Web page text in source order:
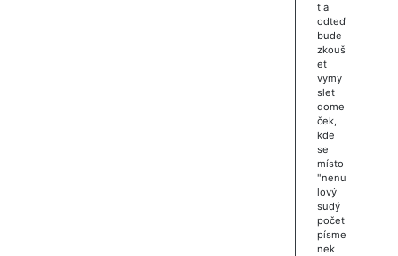
t a
odteď
bude
zkouš
et
vymy
slet
dome
ček,
kde
se
místo
"nenu
lový
sudý
počet
písme
nek